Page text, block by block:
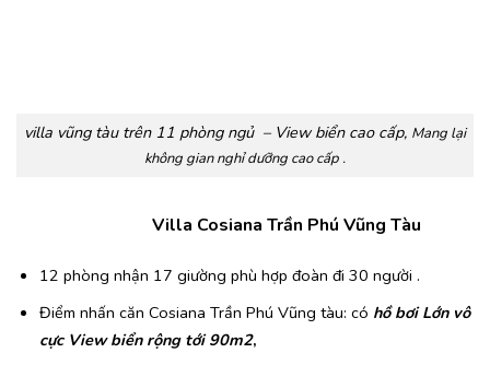
villa vũng tàu trên 11 phòng ngủ – View biển cao cấp, Mang lại
không gian nghỉ dưỡng cao cấp .
Villa Cosiana Trần Phú Vũng Tàu
12 phòng nhận 17 giường phù hợp đoàn đi 30 người .
Điểm nhấn căn Cosiana Trần Phú Vũng tàu: có hồ bơi Lớn vô
cực View biển rộng tới 90m2,